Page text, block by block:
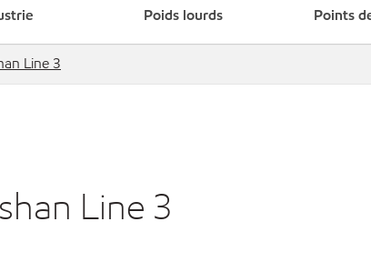
Poids lourds Points
Line 3
Line 3